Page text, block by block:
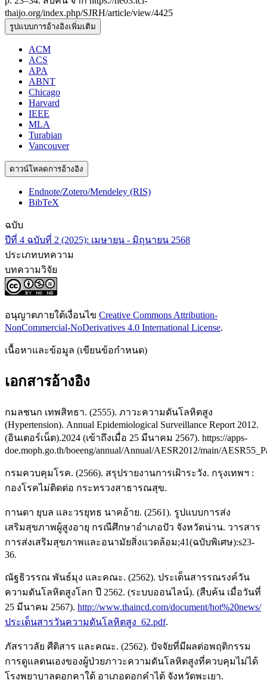
thaijo.org/index.php/SJRH/article/view/4425
รูปแบบการอ้างอิงเพิ่มเติม
ACM
ACS
APA
ABNT
Chicago
Harvard
IEEE
MLA
Turabian
Vancouver
ดาวน์โหลดการอ้างอิง
Endnote/Zotero/Mendeley (RIS)
BibTeX
ฉบับ
ปีที่ 4 ฉบับที่ 2 (2025): เมษายน - มิถุนายน 2568
ประเภทบทความ
บทความวิจัย
อนุญาตภายใต้เงื่อนไข Creative Commons Attribution-
NonCommercial-NoDerivatives 4.0 International License.
เนื้อหาและข้อมูล (เขียนข้อกำหนด)
เอกสารอ้างอิง
กมลชนก เทพสิทธา. (2555). ภาวะความดันโลหิตสูง
(Hypertension). Annual Epidemiological Surveillance Report 2012.
(อินเตอร์เน็ต).2024 (เข้าถึงเมื่อ 25 มีนาคม 2567). https://apps-
doe.moph.go.th/boeeng/annual/Annual/AESR2012/main/
กรมควบคุมโรค. (2566). สรุปรายงานการเฝ้าระวัง. กรุงเทพฯ :
กองโรคไม่ติดต่อ กระทรวงสาธารณสุข.
กานดา ยุบล และวรยุทธ นาคอ้าย. (2561). รูปแบบการส่ง
เสริมสุขภาพผู้สูงอายุ กรณีศึกษาอำเภอปัว จังหวัดน่าน. วารสาร
การส่งเสริมสุขภาพและอนามัยสิ่งแวดล้อม;41(ฉบับพิเศษ):s23-
36.
ณัฐธิวรรณ พันธ์มุง และคณะ. (2562). ประเด็นสารรณรงค์วัน
ความดันโลหิตสูงโลก ปี 2562. (ระบบออนไลน์). (สืบค้น เมื่อวันที่
25 มีนาคม 2567). http://www.thaincd.com/document/hot%20news/
ประเด็นสารวันความดันโลหิตสูง_62.pdf.
ภัสราวลัย ศีติสาร และคณะ. (2562). ปัจจัยที่มีผลต่อพฤติกรรม
การดูแลตนเองของผู้ป่วยภาวะความดันโลหิตสูงที่ควบคุมไม่ได้
โรงพยาบาลดอกคาใต้ อาเภอดอกคำไต้ จังหวัดพะเยา.